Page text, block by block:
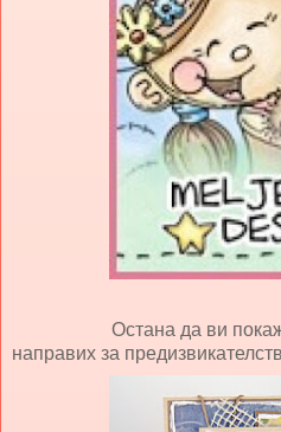
Остана да ви покажа и
направих за